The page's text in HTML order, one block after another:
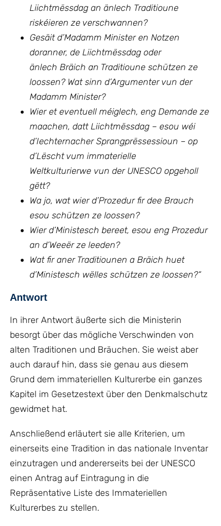
Liichtmëssdag an änlech Traditioune
riskéieren ze verschwannen?
Gesäit d’Madamm Minister en Notzen
doranner, de Liichtmëssdag oder
änlech Bräich an Traditioune schützen ze
loossen? Wat sinn d’Argumenter vun der
Madamm Minister?
Wier et eventuell méiglech, eng Demande ze
maachen, datt Liichtmëssdag – esou wéi
d’Iechternacher Sprangprëssessioun – op
d’Lëscht vum immaterielle
Weltkulturierwe vun der UNESCO opgeholl
gëtt?
Wa jo, wat wier d’Prozedur fir dee Brauch
esou schützen ze loossen?
Wier d’Ministesch bereet, esou eng Prozedur
an d’Weeër ze leeden?
Wat fir aner Traditiounen a Bräich huet
d’Ministesch wëlles schützen ze loossen?“
Antwort
In ihrer Antwort äußerte sich die Ministerin
besorgt über das mögliche Verschwinden von
alten Traditionen und Bräuchen. Sie weist aber
auch darauf hin, dass sie genau aus diesem
Grund dem immateriellen Kulturerbe ein ganzes
Kapitel im Gesetzestext über den Denkmalschutz
gewidmet hat.
Anschließend erläutert sie alle Kriterien, um
einerseits eine Tradition in das nationale Inventar
einzutragen und andererseits bei der UNESCO
einen Antrag auf Eintragung in die
Repräsentative Liste des Immateriellen
Kulturerbes zu stellen.